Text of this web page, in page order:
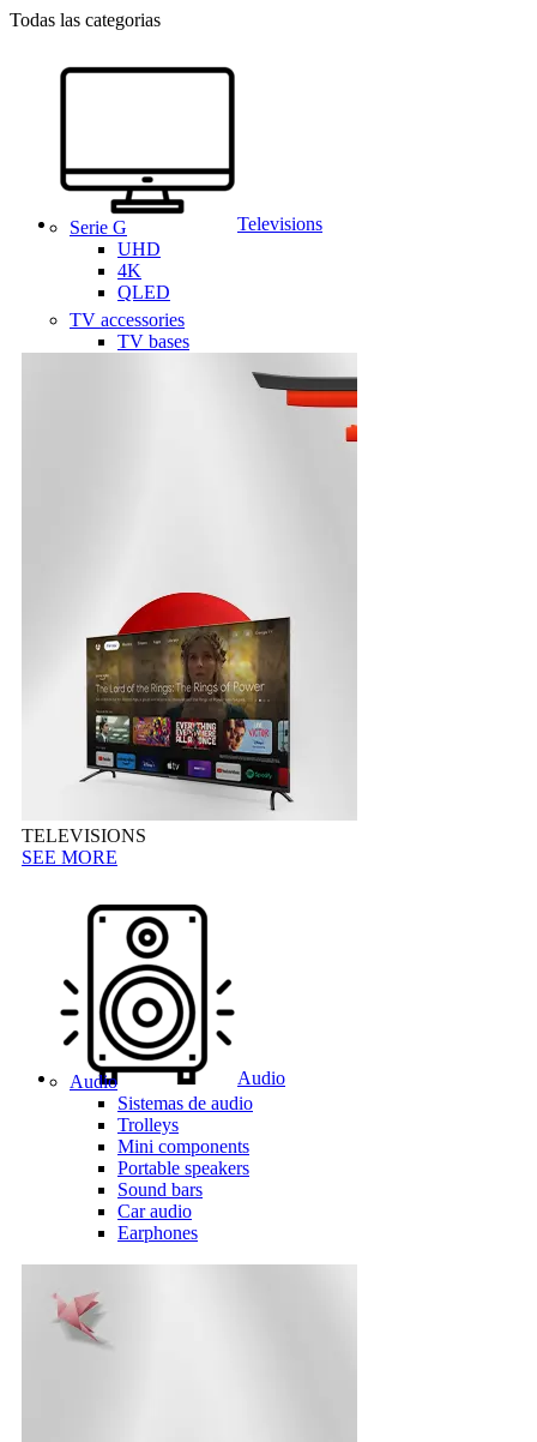
Todas las categorias
Televisions
Serie G
UHD
4K
QLED
TV accessories
TV bases
TELEVISIONS
SEE MORE
Audio
Audio
Sistemas de audio
Trolleys
Mini components
Portable speakers
Sound bars
Car audio
Earphones